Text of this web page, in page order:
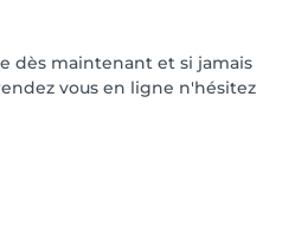
dès maintenant et si jamais
vous en ligne n'hésitez